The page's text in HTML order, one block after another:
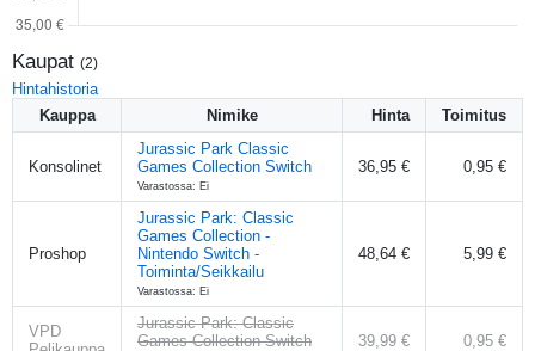
Kaupat (2)
Hintahistoria
Kauppa
Nimike Hinta Toimitus
Konsolinet
Jurassic Park Classic
Games Collection Switch
Varastossa: Ei
36,95 € 0,95 €
Proshop
Jurassic Park: Classic
Games Collection -
Nintendo Switch -
Toiminta/Seikkailu
Varastossa: Ei
48,64 € 5,99 €
VPD
Jurassic Park: Classic
Games Collection Switch
39,99 € 0,95 €